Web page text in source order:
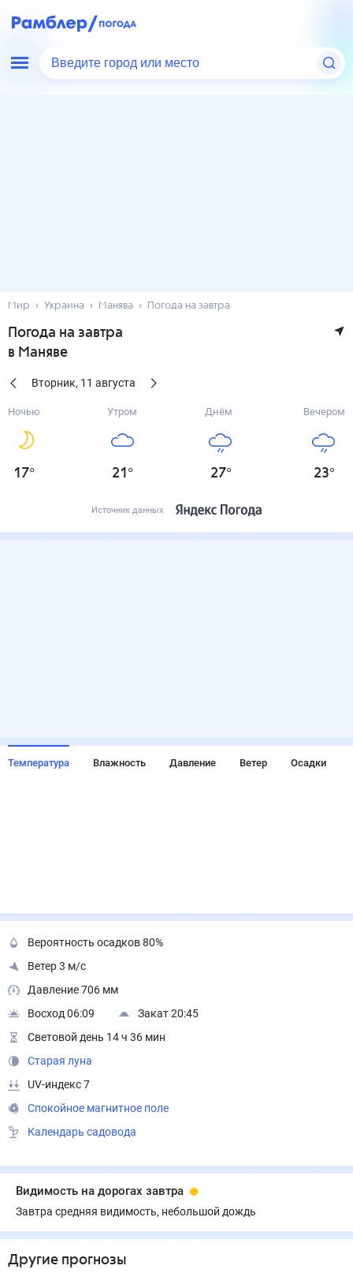
Введите город или место
Мир Украина Манява Погода на завтра
Погода на завтра
в Маняве
Вторник, 11 августа
Ночью
17°
Утром
21 °
Днём
27°
Вечером
23°
Источник данных
Температура Влажность Давление Ветер Осадки
Вероятность осадков 80%
Ветер 3 м/с
Давление 706 мм
Восход 06:09
Закат 20:45
Световой день 14 ч 36 мин
Старая луна
UV-индекс 7
Спокойное магнитное поле
Календарь садовода
Видимость на дорогах завтра
Завтра средняя видимость, небольшой дождь
Другие прогнозы